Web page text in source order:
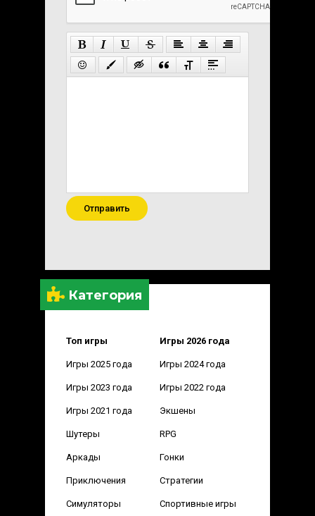
Категория
Топ игры Игры 2026 года
Игры 2025 года Игры 2024 года
Игры 2023 года Игры 2022 года
Игры 2021 года Экшены
Шутеры RPG
Аркады Гонки
Приключения Стратегии
Симуляторы Спортивные игры
Отправить